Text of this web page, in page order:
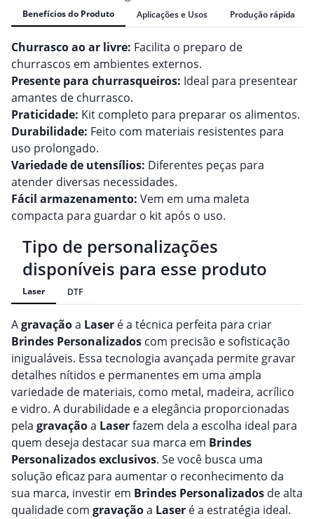
Benefícios do Produto Aplicações e Usos Produção rápida
Churrasco ao ar livre: Facilita o preparo de
churrascos em ambientes externos.
Presente para churrasqueiros: Ideal para presentear
amantes de churrasco.
Praticidade: Kit completo para preparar os alimentos.
Durabilidade: Feito com materiais resistentes para
uso prolongado.
Variedade de utensílios: Diferentes peças para
atender diversas necessidades.
Fácil armazenamento: Vem em uma maleta
compacta para guardar o kit após o uso.
Tipo de personalizações
disponíveis para esse produto
Laser DTF
Agravaçãoa Laser é a técnica perfeita para criar
Brindes Personalizados com precisão e sofisticação
inigualáveis. Essa tecnologia avançada permite gravar
detalhes nítidos e permanentes em uma ampla
variedade de materiais, como metal, madeira, acrílico
e vidro. A durabilidade e a elegância proporcionadas
pela gravaçãoa Laserfazem dela a escolha ideal para
quem deseja destacar sua marca em Brindes
Personalizadosexclusivos. Se você busca uma
solução eficaz para aumentar o reconhecimento da
sua marca, investir em Brindes Personalizados de alta
qualidade com gravaçãoa Laser é a estratégia ideal.